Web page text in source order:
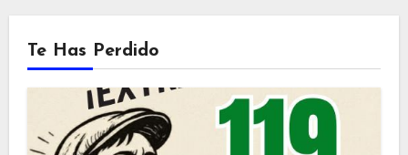
Te Has Perdido